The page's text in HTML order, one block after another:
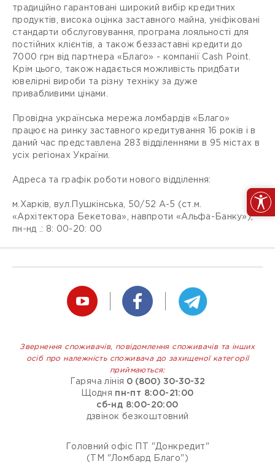
традиційно гарантовані широкий вибір кредитних
продуктів, висока оцінка заставного майна, уніфіковані
стандарти обслуговування, програма лояльності для
постійних клієнтів, а також беззаставні кредити до
7000 грн від партнера «Благо» - компанії Cash Point.
Крім цього, також надається можливість придбати
ювелірні вироби та різну техніку за дуже
привабливими цінами.
Провідна українська мережа ломбардів «Благо»
працює на ринку заставного кредитування 16 років і в
даний час представлена ​​283 відділеннями в 95 містах в
усіх регіонах України.
Адреса та графік роботи нового відділення:
м.Харків, вул.Пушкінська, 50/52 А-5 (ст.м.
«Архітектора Бекетова», навпроти «Альфа-Банку»),
пн-нд .: 8: 00-20: 00
Звернення споживачів, повідомлення споживачів та інших
осіб про належність споживача до захищеної категорії
приймаються:
Гаряча лінія 0 (800) 30-30-32
Щодня пн-пт 8:00-21:00
сб-нд 8:00-20:00
дзвінок безкоштовний
Головний офіс ПТ "Донкредит"
(ТМ "Ломбард Благо")